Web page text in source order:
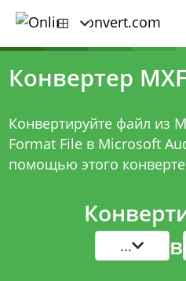
Конвертер
Конвертируйте файл из
Format File в Microsoft
помощью этого
... в